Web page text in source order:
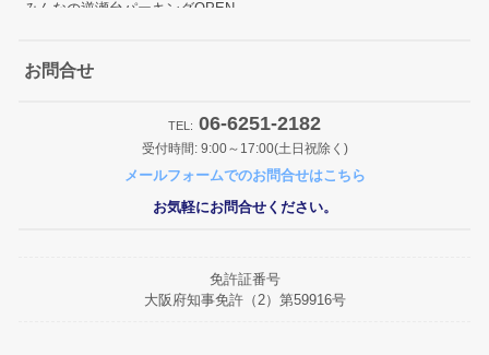
みんなの逆瀬台パーキングOPEN
みんなの王子町パーキングOPEN
みんなの土佐堀パーキングリニューアルOPEN
みんなの南安威パーキングOPEN
みんなの東貝塚駅前パーキングOPEN
お問合せ
TEL: 06-6251-2182
受付時間: 9:00～17:00(土日祝除く)
メールフォームでのお問合せはこちら
お気軽にお問合せください。
免許証番号
大阪府知事免許（2）第59916号